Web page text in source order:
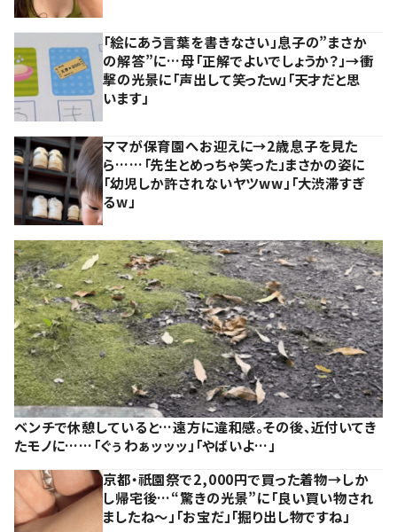
「絵にあう言葉を書きなさい」息子の”まさか
の解答”に…母「正解でよいでしょうか？」→衝
撃の光景に「声出して笑ったｗ」「天才だと思
います」
ママが保育園へお迎えに→2歳息子を見た
ら……「先生とめっちゃ笑った」まさかの姿に
「幼児しか許されないヤツww」「大渋滞すぎ
るw」
ベンチで休憩していると…遠方に違和感。その後、近付いてき
たモノに……「ぐぅわぁッッッ」「やばいよ…」
京都・祇園祭で2,000円で買った着物→しか
し帰宅後…“驚きの光景”に「良い買い物され
ましたね～」「お宝だ」「掘り出し物ですね」